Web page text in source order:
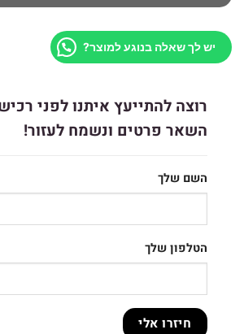
יש לך שאלה בנוגע למוצר?
רוצה להתייעץ איתנו לפני
השאר פרטים ונשמח לעזור!
השם שלך
הטלפון שלך